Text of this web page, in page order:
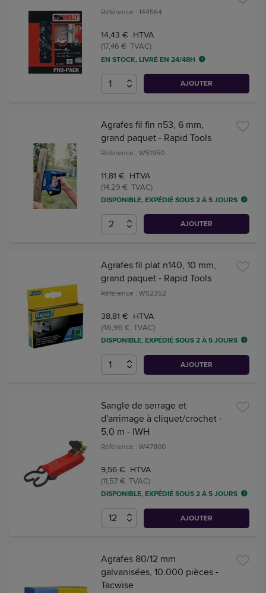
Référence : 144564
14,43 € HTVA
(17,46 € TVAC)
EN STOCK, LIVRÉ EN 24/48H
AJOUTER
Agrafes fil fin n53, 6 mm,
grand paquet - Rapid Tools
Référence : W51950
11,81 € HTVA
(14,29 € TVAC)
DISPONIBLE, EXPÉDIÉ SOUS 2 À 5 JOURS
AJOUTER
Agrafes fil plat n140, 10 mm,
grand paquet - Rapid Tools
Référence : W52352
38,81 € HTVA
(46,96 € TVAC)
DISPONIBLE, EXPÉDIÉ SOUS 2 À 5 JOURS
AJOUTER
Sangle de serrage et
d'arrimage à cliquet/crochet -
5,0 m - IWH
Référence : W47800
9,56 € HTVA
(11,57 € TVAC)
DISPONIBLE, EXPÉDIÉ SOUS 2 À 5 JOURS
AJOUTER
Agrafes 80/12 mm
galvanisées, 10.000 pièces -
Tacwise